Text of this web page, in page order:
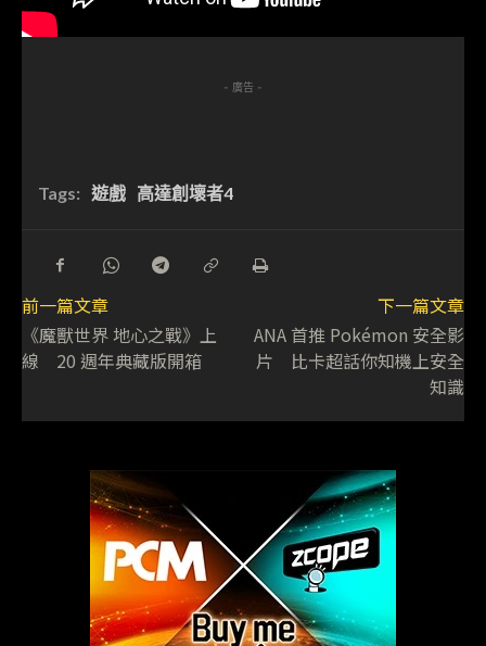
- 廣告 -
Tags: 遊戲 高達創壞者4
前一篇文章
《魔獸世界 地心之戰》上
線 20 週年典藏版開箱
下一篇文章
ANA 首推 Pokémon 安全影
片 比卡超話你知機上安全
知識